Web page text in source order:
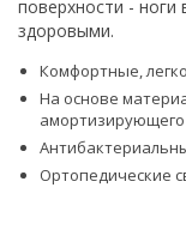
поверхности - ноги
здоровыми.
Комфортные,
На основе
Ортопедические